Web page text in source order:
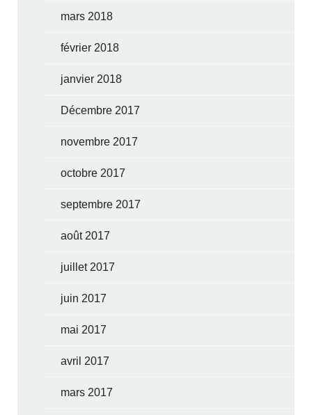
mars 2018
février 2018
janvier 2018
Décembre 2017
novembre 2017
octobre 2017
septembre 2017
août 2017
juillet 2017
juin 2017
mai 2017
avril 2017
mars 2017